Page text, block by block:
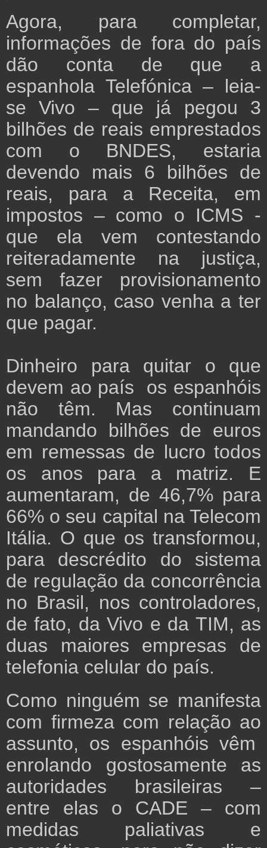
Agora, para completar,
informações de fora do país
dão conta de que a
espanhola Telefónica – leia-
se Vivo – que já pegou 3
bilhões de reais emprestados
com o BNDES, estaria
devendo mais 6 bilhões de
reais, para a Receita, em
impostos – como o ICMS -
que ela vem contestando
reiteradamente na justiça,
sem fazer provisionamento
no balanço, caso venha a ter
que pagar.
Dinheiro para quitar o que
devem ao país os espanhóis
não têm. Mas continuam
mandando bilhões de euros
em remessas de lucro todos
os anos para a matriz. E
aumentaram, de 46,7% para
66% o seu capital na Telecom
Itália. O que os transformou,
para descrédito do sistema
de regulação da concorrência
no Brasil, nos controladores,
de fato, da Vivo e da TIM, as
duas maiores empresas de
telefonia celular do país.
Como ninguém se manifesta
com firmeza com relação ao
assunto, os espanhóis vêm
enrolando gostosamente as
autoridades brasileiras –
entre elas o CADE – com
medidas paliativas e